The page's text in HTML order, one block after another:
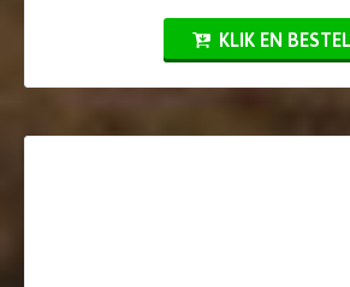
KLIK EN BESTEL